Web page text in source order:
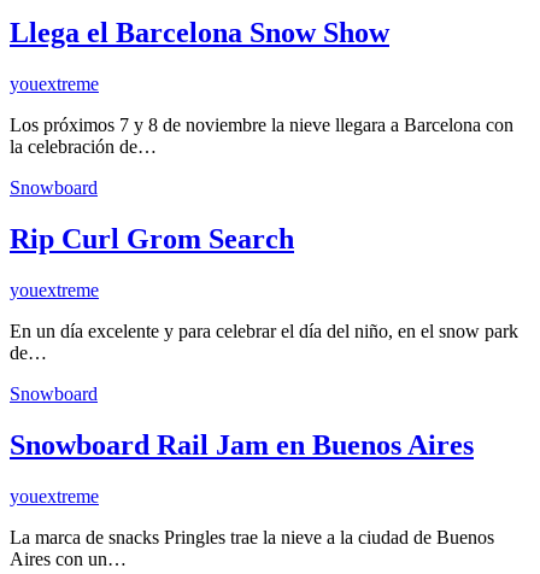
Llega el Barcelona Snow Show
youextreme
Los próximos 7 y 8 de noviembre la nieve llegara a Barcelona con
la celebración de…
Snowboard
Rip Curl Grom Search
youextreme
En un día excelente y para celebrar el día del niño, en el snow park
de…
Snowboard
Snowboard Rail Jam en Buenos Aires
youextreme
La marca de snacks Pringles trae la nieve a la ciudad de Buenos
Aires con un…